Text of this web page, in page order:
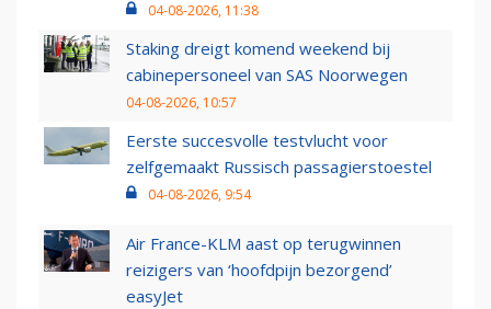
04-08-2026, 11:38
Staking dreigt komend weekend bij
cabinepersoneel van SAS Noorwegen
04-08-2026, 10:57
Eerste succesvolle testvlucht voor
zelfgemaakt Russisch passagierstoestel
04-08-2026, 9:54
Air France-KLM aast op terugwinnen
reizigers van ‘hoofdpijn bezorgend’
easyJet